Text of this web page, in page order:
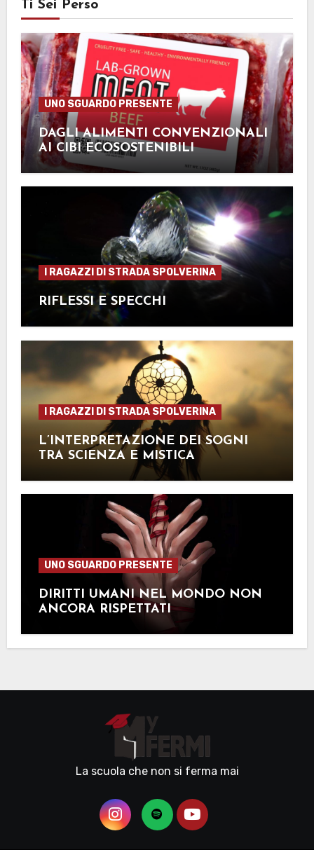
Ti Sei Perso
UNO SGUARDO PRESENTE
DAGLI ALIMENTI CONVENZIONALI
AI CIBI ECOSOSTENIBILI
I RAGAZZI DI STRADA SPOLVERINA
RIFLESSI E SPECCHI
I RAGAZZI DI STRADA SPOLVERINA
L’INTERPRETAZIONE DEI SOGNI
TRA SCIENZA E MISTICA
UNO SGUARDO PRESENTE
DIRITTI UMANI NEL MONDO NON
ANCORA RISPETTATI
La scuola che non si ferma mai